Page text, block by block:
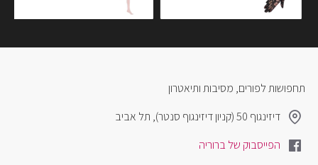
תחפושות לפורים, מסיבות ותיאטרון
דיזינגוף 50 (קניון דיזינגוף סנטר), תל אביב
הפייסבוק של ברוריה